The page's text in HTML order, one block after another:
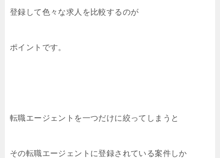
登録して色々な求人を比較するのが
ポイントです。
転職エージェントを一つだけに絞ってしまうと
その転職エージェントに登録されている案件しか